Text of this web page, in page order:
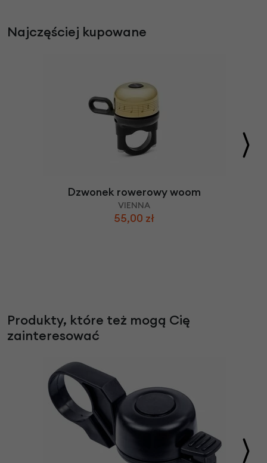
Najczęściej kupowane
Dzwonek rowerowy woom
VIENNA
55,00 zł
Produkty, które też mogą Cię
zainteresować